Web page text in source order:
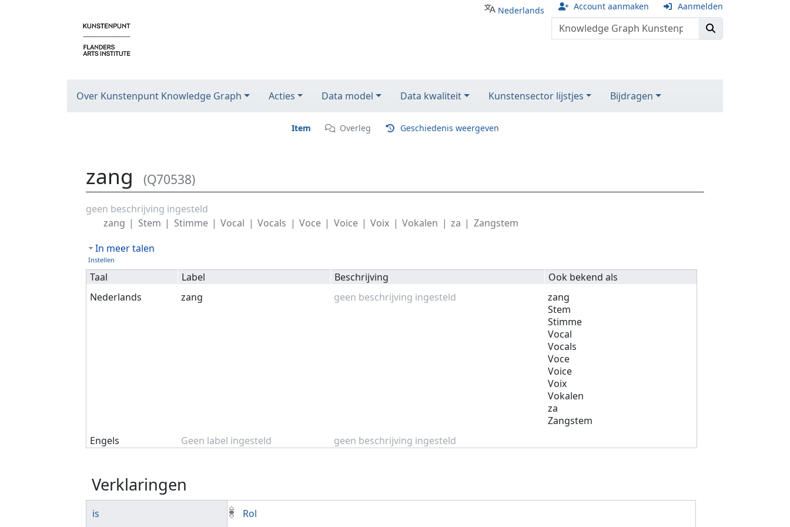
Nederlands Account aanmaken Aanmelden
Over Kunstenpunt Knowledge Graph Acties Data model Data kwaliteit Kunstensector lijstjes Bijdragen
Item Overleg Geschiedenis weergeven
zang (Q70538)
Ga naar:navigatie,zoeken
geen beschrijving ingesteld
zang
Stem Stimme Vocal Vocals Voce Voice Voix Vokalen za
Zangstem
In meer talen
Instellen
Taal Label Beschrijving
Ook bekend als
Nederlands
zang geen beschrijving ingesteld
zang
Stem
Stimme
Vocal
Vocals
Voce
Voice
Voix
Vokalen
za
Zangstem
Engels
Geen label ingesteld geen beschrijving ingesteld
Verklaringen
is Rol